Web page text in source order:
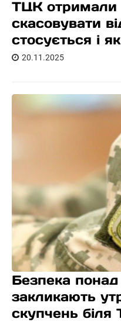
ТЦК отримали
скасовувати
стосується і
20.11.2025
Безпека
закликають
скупчень